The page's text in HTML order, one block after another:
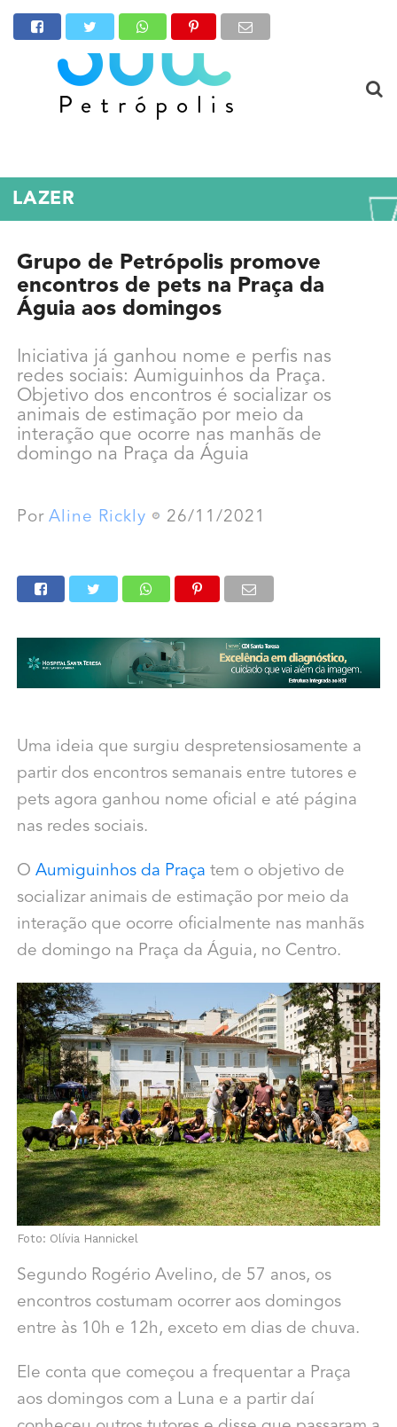
LAZER
Grupo de Petrópolis promove
encontros de pets na Praça da
Águia aos domingos
Iniciativa já ganhou nome e perfis nas
redes sociais: Aumiguinhos da Praça.
Objetivo dos encontros é socializar os
animais de estimação por meio da
interação que ocorre nas manhãs de
domingo na Praça da Águia
Por Aline Rickly 26/11/2021
Uma ideia que surgiu despretensiosamente a
partir dos encontros semanais entre tutores e
pets agora ganhou nome oficial e até página
nas redes sociais.
O Aumiguinhos da Praça tem o objetivo de
socializar animais de estimação por meio da
interação que ocorre oficialmente nas manhãs
de domingo na Praça da Águia, no Centro.
Foto: Olívia Hannickel
Segundo Rogério Avelino, de 57 anos, os
encontros costumam ocorrer aos domingos
entre às 10h e 12h, exceto em dias de chuva.
Ele conta que começou a frequentar a Praça
aos domingos com a Luna e a partir daí